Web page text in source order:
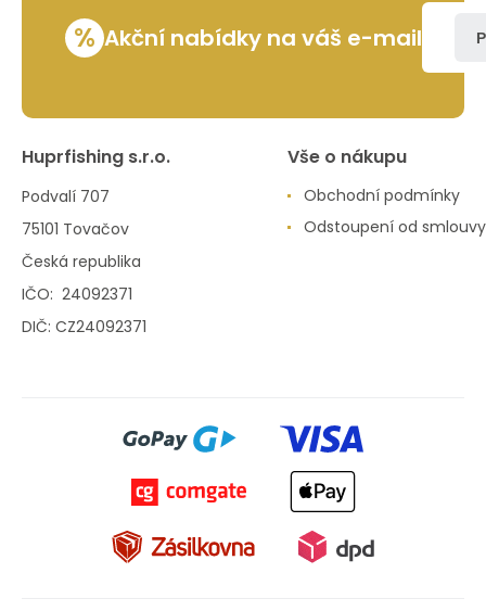
% Akční nabídky na váš e-mail
Huprfishing s.r.o.
Podvalí 707
75101 Tovačov
Česká republika
IČO: 24092371
DIČ: CZ24092371
Vše o nákupu
Obchodní podmínky
Odstoupení od smlouvy